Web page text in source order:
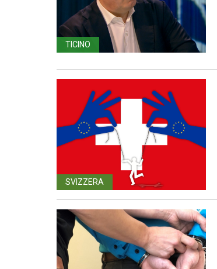
TICINO
SVIZZERA